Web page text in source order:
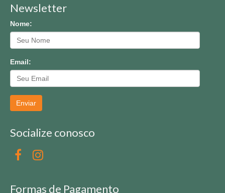
Newsletter
Nome:
Email:
Enviar
Socialize conosco
Formas de Pagamento